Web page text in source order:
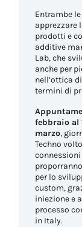
Entrambe
apprezzare
prodotti e
additive
Lab, che
anche per
nell’ottica
termini di
febbraio al
marzo,
Techno
per lo
custom,
iniezione e
processo
in Italy.